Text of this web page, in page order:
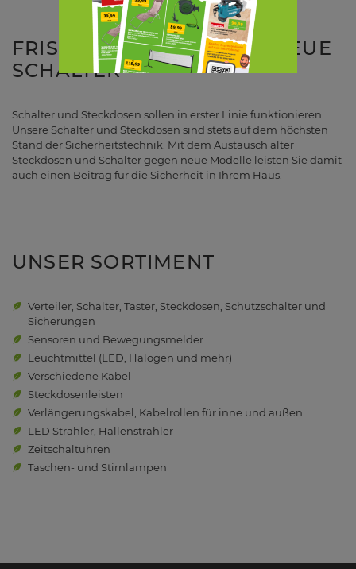
FRISCHER LOOK DURCH NEUE
SCHALTER
Schalter und Steckdosen sollen in erster Linie funktionieren.
Unsere Schalter und Steckdosen sind stets auf dem höchsten
Stand der Sicherheitstechnik. Mit dem Austausch alter
Steckdosen und Schalter gegen neue Modelle leisten Sie damit
auch einen Beitrag für die Sicherheit in Ihrem Haus.
UNSER SORTIMENT
Verteiler, Schalter, Taster, Steckdosen, Schutzschalter und
Sicherungen
Sensoren und Bewegungsmelder
Leuchtmittel (LED, Halogen und mehr)
Verschiedene Kabel
Steckdosenleisten
Verlängerungskabel, Kabelrollen für inne und außen
LED Strahler, Hallenstrahler
Zeitschaltuhren
Taschen- und Stirnlampen